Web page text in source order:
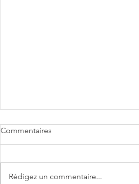
Commentaires
Rédigez un commentaire...